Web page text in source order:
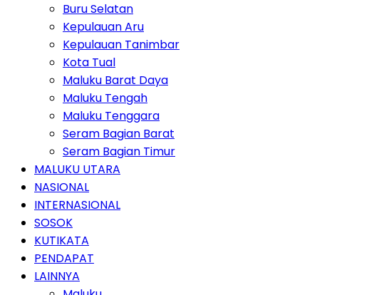
Buru Selatan
Kepulauan Aru
Kepulauan Tanimbar
Kota Tual
Maluku Barat Daya
Maluku Tengah
Maluku Tenggara
Seram Bagian Barat
Seram Bagian Timur
MALUKU UTARA
NASIONAL
INTERNASIONAL
SOSOK
KUTIKATA
PENDAPAT
LAINNYA